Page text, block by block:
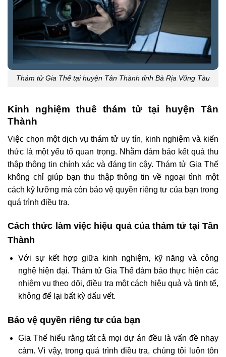
Thám tử Gia Thế tại huyện Tân Thành tỉnh Bà Rịa Vũng Tàu
Kinh nghiệm thuê thám tử tại huyện Tân
Thành
Việc chọn một dịch vụ thám tử uy tín, kinh nghiệm và kiến
thức là một yếu tố quan trọng. Nhằm đảm bảo kết quả thu
thập thông tin chính xác và đáng tin cậy. Thám tử Gia Thế
không chỉ giúp bạn thu thập thông tin về ngoại tình một
cách kỹ lưỡng mà còn bảo vệ quyền riêng tư của bạn trong
quá trình điều tra.
Cách thức làm việc hiệu quả của thám tử tại Tân
Thành
Với sự kết hợp giữa kinh nghiệm, kỹ năng và công
nghệ hiện đại. Thám tử Gia Thế đảm bảo thực hiện các
nhiệm vụ theo dõi, điều tra một cách hiệu quả và tinh tế,
không để lại bất kỳ dấu vết.
Bảo vệ quyền riêng tư của bạn
Gia Thế hiểu rằng tất cả mọi dự án đều là vấn đề nhạy
cảm. Vì vậy, trong quá trình điều tra, chúng tôi luôn tôn